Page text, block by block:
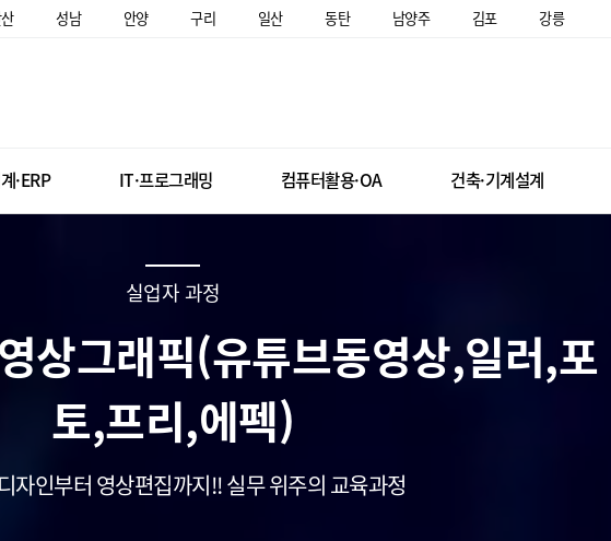
성남 안양 구리 일산 동탄 남양주 김포 강릉
·ERP IT·프로그래밍 컴퓨터활용·OA 건축·기계설계
실업자 과정
상그래픽(유튜브동영상,일러,포
토,프리,에펙)
자인부터 영상편집까지!! 실무 위주의 교육과정